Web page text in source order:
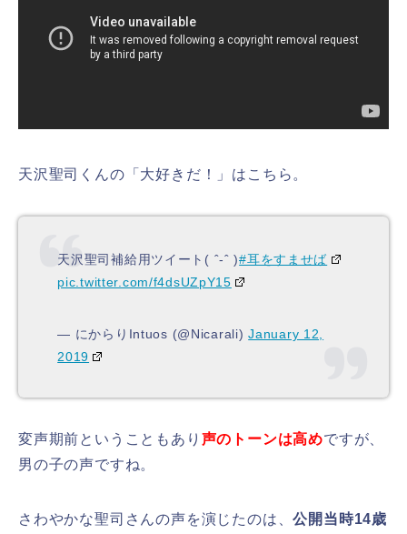
天沢聖司くんの「大好きだ！」はこちら。
天沢聖司補給用ツイート( ˆ-ˆ )#耳をすませば
pic.twitter.com/f4dsUZpY15
— にからりIntuos (@Nicarali)January 12,
2019
変声期前ということもあり 声のトーンは高めですが、
男の子の声ですね。
さわやかな聖司さんの声を演じたのは、公開当時14歳